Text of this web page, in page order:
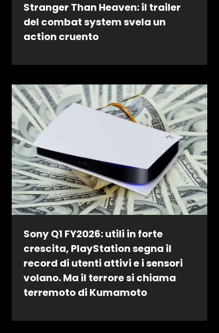
Stranger Than Heaven: il trailer
del combat system svela un
action cruento
Sony Q1 FY2026: utili in forte
crescita, PlayStation segna il
record di utenti attivi e i sensori
volano. Ma il terrore si chiama
terremoto di Kumamoto